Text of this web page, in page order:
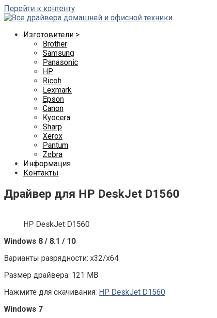
Перейти к контенту
Изготовители >
Brother
Samsung
Panasonic
HP
Ricoh
Lexmark
Epson
Canon
Kyocera
Sharp
Xerox
Pantum
Zebra
Информация
Контакты
Драйвер для HP DeskJet D1560
HP DeskJet D1560
Windows 8 / 8.1 / 10
Варианты разрядности: x32/x64
Размер драйвера: 121 MB
Нажмите для скачивания: HP DeskJet D1560
Windows 7